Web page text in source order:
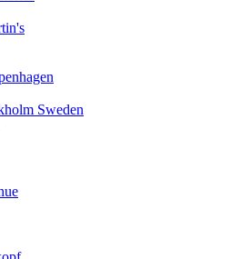
Sweden